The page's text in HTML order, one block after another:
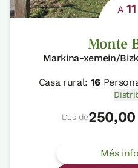
A11
Monte
Markina-xemein/
Casa rural: 16
Des de
Més